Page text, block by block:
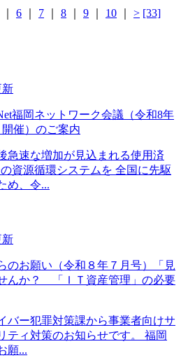
6 7 8 9 10 > [33]
福岡ネットワーク会議（令和8年
催）のご案内
急速な増加が見込まれる使用済
資源循環システムを 全国に先駆
め、令...
のお願い（令和８年７月号）「見
んか？ 「ＩＴ資産管理」の必要
バー犯罪対策課から事業者向けサ
ティ対策のお知らせです。 福岡
願...